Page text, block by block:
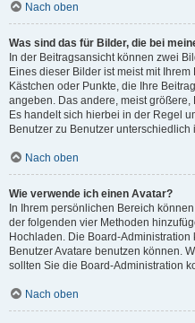
Nach oben
Was sind das für Bilder, die bei
In der Beitragsansicht können zwei
Eines dieser Bilder ist meist mit
Kästchen oder Punkte, die Ihre
angeben. Das andere, meist größere,
Es handelt sich hierbei in der Regel
Benutzer zu Benutzer unterschiedlich
Nach oben
Wie verwende ich einen Avatar?
In Ihrem persönlichen Bereich
der folgenden vier Methoden
Hochladen. Die Board-
Benutzer Avatare benutzen können.
sollten Sie die Board-Administration
Nach oben